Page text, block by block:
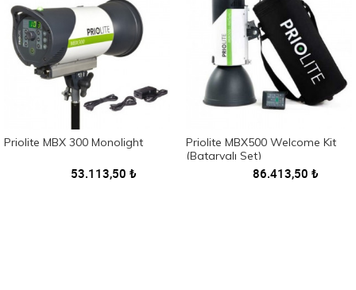
Priolite MBX 300 Monolight
53.113,50 ₺
Priolite MBX500 Welcome Kit
(Bataryalı Set)
86.413,50 ₺